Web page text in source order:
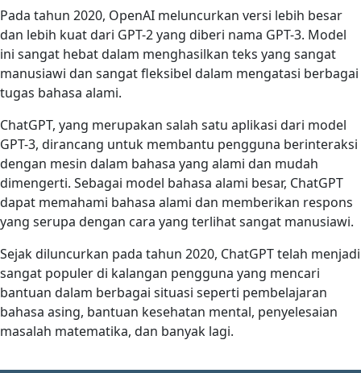
Pada tahun 2020, OpenAI meluncurkan versi lebih besar
dan lebih kuat dari GPT-2 yang diberi nama GPT-3. Model
ini sangat hebat dalam menghasilkan teks yang sangat
manusiawi dan sangat fleksibel dalam mengatasi berbagai
tugas bahasa alami.
ChatGPT, yang merupakan salah satu aplikasi dari model
GPT-3, dirancang untuk membantu pengguna berinteraksi
dengan mesin dalam bahasa yang alami dan mudah
dimengerti. Sebagai model bahasa alami besar, ChatGPT
dapat memahami bahasa alami dan memberikan respons
yang serupa dengan cara yang terlihat sangat manusiawi.
Sejak diluncurkan pada tahun 2020, ChatGPT telah menjadi
sangat populer di kalangan pengguna yang mencari
bantuan dalam berbagai situasi seperti pembelajaran
bahasa asing, bantuan kesehatan mental, penyelesaian
masalah matematika, dan banyak lagi.